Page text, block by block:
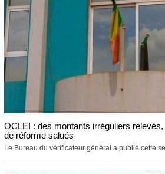
OCLEI : des montants irréguliers
de réforme salués
Le Bureau du vérificateur général a publié cette